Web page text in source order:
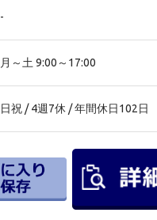
-
月～土 9:00～17:00
日祝 / 4週7休 / 年間休日102日